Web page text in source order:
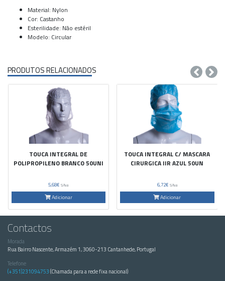
Material: Nylon
Cor: Castanho
Esterilidade: Não estéril
Modelo: Circular
PRODUTOS RELACIONADOS
TOUCA INTEGRAL DE
POLIPROPILENO BRANCO 50UNI
5,68€ S/Iva
Adicionar
TOUCA INTEGRAL C/ MASCARA
CIRURGICA IIR AZUL 50UN
6,72€ S/Iva
Adicionar
Contactos
Morada
Rua Bairro Nascente, Armazém 1, 3060-213 Cantanhede, Portugal
Telefone
(+351)231094753(Chamada para a rede fixa nacional)